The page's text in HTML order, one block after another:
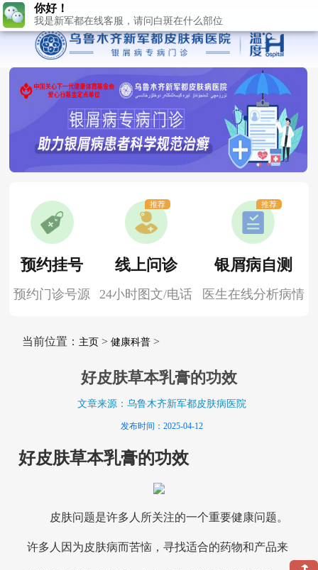
预约挂号
预约门诊号源
线上问诊
24小时图文/电话
推荐
银屑病自测
医生在线分析病情
推荐
当前位置： 主页> 健康科普>
好皮肤草本乳膏的功效
文章来源：乌鲁木齐新军都皮肤病医院
发布时间：2025-04-12
好皮肤草本乳膏的功效
皮肤问题是许多人所关注的一个重要健康问题。
许多人因为皮肤病而苦恼，寻找适合的药物和产品来